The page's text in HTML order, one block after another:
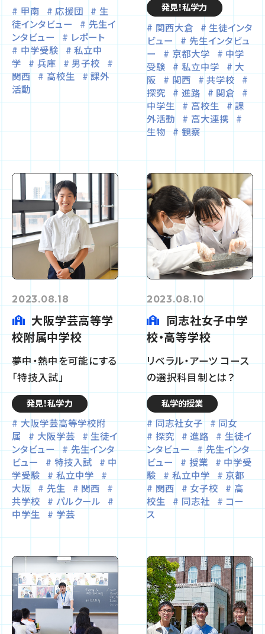
甲南 応援団
生
徒インタビュー
先生イ
ンタビュー
レポート
中学受験
私立中
学
兵庫
男子校
関西
高校生
課外
活動
発見！私学力
関西大倉
生徒インタ
ビュー
先生インタビュ
ー
京都大学
中学
受験
私立中学
大
阪
関西
共学校
探究
進路
関倉
中学生
高校生
課
外活動
高大連携
生物
観察
2023.08.18
大阪学芸高等学
校附属中学校
夢中・熱中を可能にする
「特技入試」
発見！私学力
大阪学芸高等学校附
属
大阪学芸
生徒イ
ンタビュー
先生インタ
ビュー
特技入試
中
学受験
私立中学
大阪
先生
関西
共学校
パルクール
中学生
学芸
2023.08.10
同志社女子中学
校・高等学校
リベラル・アーツ コース
の選択科目制とは？
私学的授業
同志社女子
同女
探究
進路
生徒イ
ンタビュー
先生インタ
ビュー
授業
中学受
験
私立中学
京都
関西
女子校
高
校生
同志社
コー
ス